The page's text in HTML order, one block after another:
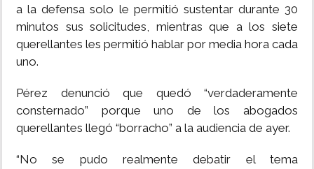
a la defensa solo le permitió sustentar durante 30
minutos sus solicitudes, mientras que a los siete
querellantes les permitió hablar por media hora cada
uno.
Pérez denunció que quedó “verdaderamente
consternado” porque uno de los abogados
querellantes llegó “borracho” a la audiencia de ayer.
“No se pudo realmente debatir el tema